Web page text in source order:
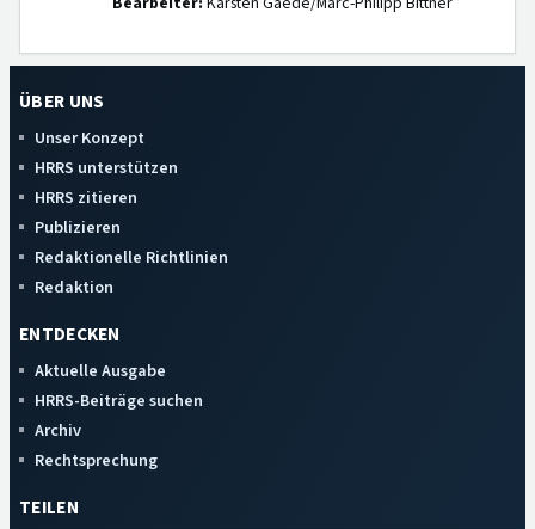
ÜBER UNS
Unser Konzept
HRRS unterstützen
HRRS zitieren
Publizieren
Redaktionelle Richtlinien
Redaktion
ENTDECKEN
Aktuelle Ausgabe
HRRS-Beiträge suchen
Archiv
Rechtsprechung
TEILEN